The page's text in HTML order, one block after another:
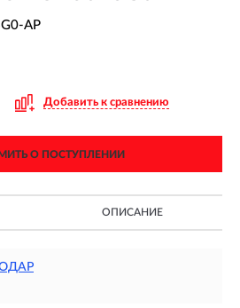
AP
Добавить к сравнению
О ПОСТУПЛЕНИИ
ОПИСАНИЕ